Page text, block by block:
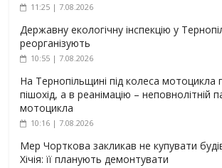
11:25 | 7.08.2026
Державну екологічну інспекцію у
реорганізують
10:55 | 7.08.2026
На Тернопільщині під колеса мотоцикла
пішохід, а в реанімацію – неповнолітній
мотоцикла
10:16 | 7.08.2026
Мер Чорткова закликав не купувати
Хічія: її планують демонтувати